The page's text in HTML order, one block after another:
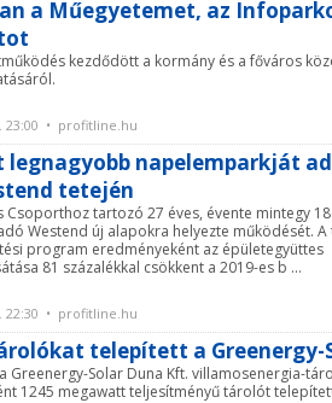
a Műegyetemet, az
kezdődött a kormány és a főváros
23:00 • profitline.hu
legnagyobb napelemparkját
tetején
Csoporthoz tartozó 27 éves, évente mintegy
Westend új alapokra helyezte működését. A
program eredményeként az épületegyüttes
81 százalékkal csökkent a 2019-es b ...
22:30 • profitline.hu
telepített a
Greenergy-Solar Duna Kft. villamosenergia-
1245 megawatt teljesítményű tárolót